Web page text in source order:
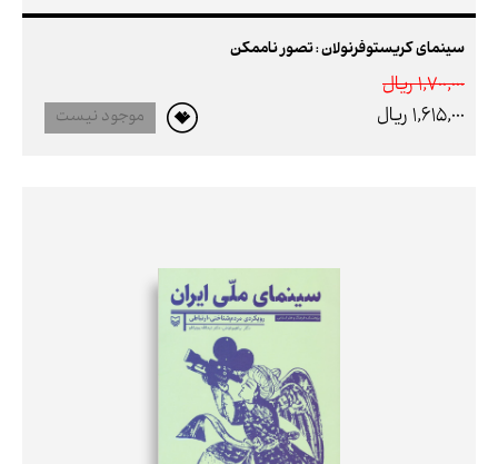
سینمای کریستوفرنولان : تصور ناممکن
1,700,000 ريال
1,615,000 ريال
موجود نیست